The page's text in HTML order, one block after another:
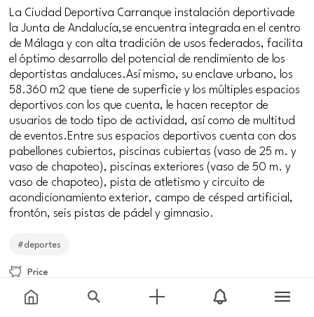
La Ciudad Deportiva Carranque instalación deportivade
la Junta de Andalucía,se encuentra integrada en el centro
de Málaga y con alta tradición de usos federados, facilita
el óptimo desarrollo del potencial de rendimiento de los
deportistas andaluces.Así mismo, su enclave urbano, los
58.360 m2 que tiene de superficie y los múltiples espacios
deportivos con los que cuenta, le hacen receptor de
usuarios de todo tipo de actividad, así como de multitud
de eventos.Entre sus espacios deportivos cuenta con dos
pabellones cubiertos, piscinas cubiertas (vaso de 25 m. y
vaso de chapoteo), piscinas exteriores (vaso de 50 m. y
vaso de chapoteo), pista de atletismo y circuito de
acondicionamiento exterior, campo de césped artificial,
frontón, seis pistas de pádel y gimnasio.
#deportes
Price
Free